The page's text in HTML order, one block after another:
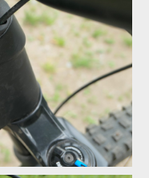
dle nejnovějších trendu
dle nejnovějších trendu
dle nejnovějších trendu